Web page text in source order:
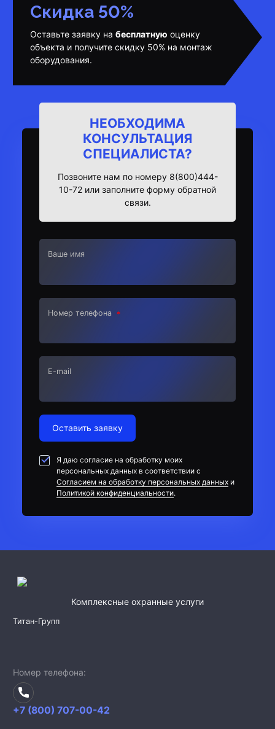
Скидка 50%
Оставьте заявку на бесплатную оценку
объекта и получите скидку 50% на монтаж
оборудования.
НЕОБХОДИМА
КОНСУЛЬТАЦИЯ
СПЕЦИАЛИСТА?
Позвоните нам по номеру 8(800)444-
10-72 или заполните форму обратной
связи.
Ваше имя
Номер телефона
E-mail
Оставить заявку
Я даю согласие на обработку моих
персональных данных в соответствии с
Согласием на обработку персональных данныхи
Политикой конфиденциальности.
Комплексные охранные услуги
Титан-Групп
Номер телефона
+7 (800) 707-00-42